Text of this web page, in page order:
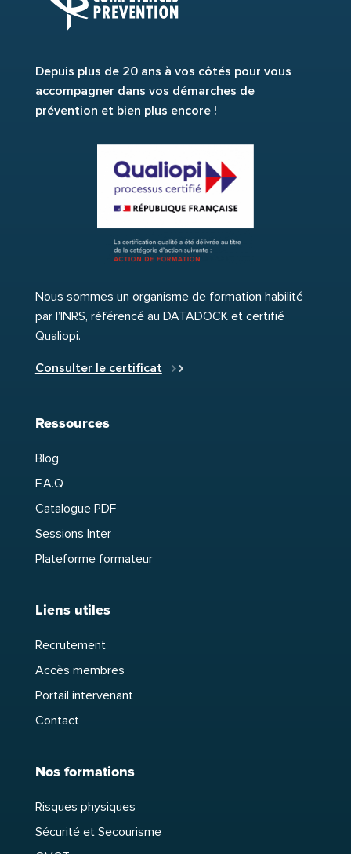
Depuis plus de 20 ans à vos côtés pour vous
accompagner dans vos démarches de
prévention et bien plus encore !
Nous sommes un organisme de formation habilité
par l’INRS, référencé au DATADOCK et certifié
Qualiopi.
Consulter le certificat
Ressources
Blog
F.A.Q
Catalogue PDF
Sessions Inter
Plateforme formateur
Liens utiles
Recrutement
Accès membres
Portail intervenant
Contact
Nos formations
Risques physiques
Sécurité et Secourisme